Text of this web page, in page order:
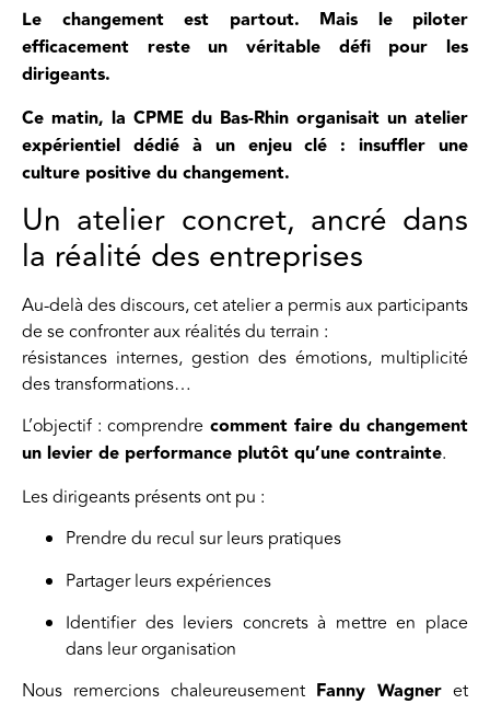
Le changement est partout. Mais le piloter
efficacement reste un véritable défi pour les
dirigeants.
Ce matin, la CPME du Bas-Rhin organisait un atelier
expérientiel dédié à un enjeu clé : insuffler une
culture positive du changement.
Un atelier concret, ancré dans
la réalité des entreprises
Au-delà des discours, cet atelier a permis aux participants
de se confronter aux réalités du terrain :
résistances internes, gestion des émotions, multiplicité
des transformations…
L’objectif : comprendre comment faire du changement
un levier de performance plutôt qu’une contrainte.
Les dirigeants présents ont pu :
Prendre du recul sur leurs pratiques
Partager leurs expériences
Identifier des leviers concrets à mettre en place
dans leur organisation
Nous remercions chaleureusement Fanny Wagner et